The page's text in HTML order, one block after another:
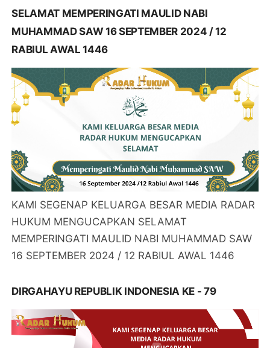
SELAMAT MEMPERINGATI MAULID NABI
MUHAMMAD SAW 16 SEPTEMBER 2024 / 12
RABIUL AWAL 1446
KAMI SEGENAP KELUARGA BESAR MEDIA RADAR
HUKUM MENGUCAPKAN SELAMAT
MEMPERINGATI MAULID NABI MUHAMMAD SAW
16 SEPTEMBER 2024 / 12 RABIUL AWAL 1446
DIRGAHAYU REPUBLIK INDONESIA KE - 79